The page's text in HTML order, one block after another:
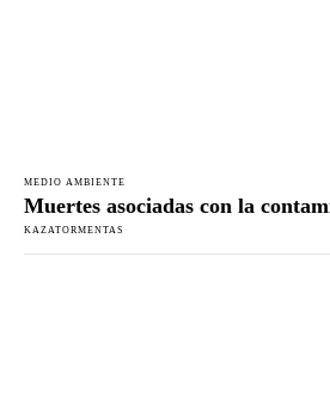
MEDIO AMBIENTE
Muertes asociadas con la
KAZATORMENTAS